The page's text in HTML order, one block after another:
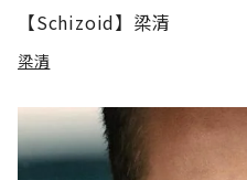
【Schizoid】梁清
梁清